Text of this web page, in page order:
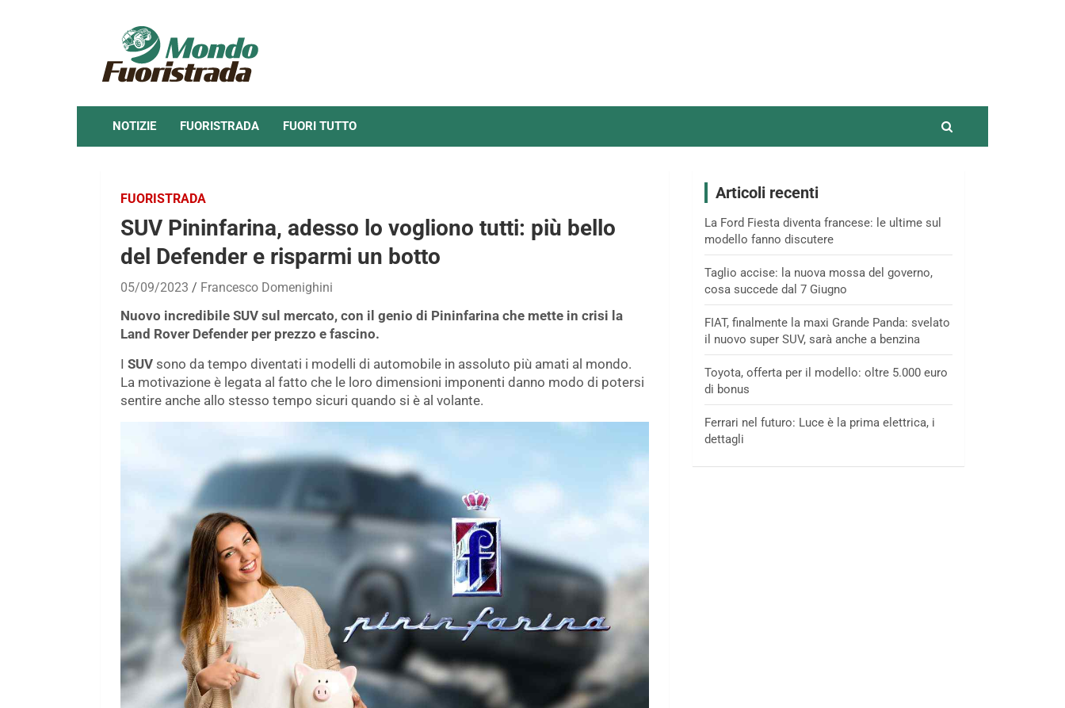
NOTIZIE FUORISTRADA FUORI TUTTO
FUORISTRADA
SUV Pininfarina, adesso lo vogliono tutti: più bello
del Defender e risparmi un botto
05/09/2023 Francesco Domenighini
Nuovo incredibile SUV sul mercato, con il genio di Pininfarina che mette in crisi la
Land Rover Defender per prezzo e fascino.
I SUV sono da tempo diventati i modelli di automobile in assoluto più amati al mondo.
La motivazione è legata al fatto che le loro dimensioni imponenti danno modo di potersi
sentire anche allo stesso tempo sicuri quando si è al volante.
Articoli recenti
La Ford Fiesta diventa francese: le ultime sul
modello fanno discutere
Taglio accise: la nuova mossa del governo,
cosa succede dal 7 Giugno
FIAT, finalmente la maxi Grande Panda: svelato
il nuovo super SUV, sarà anche a benzina
Toyota, offerta per il modello: oltre 5.000 euro
di bonus
Ferrari nel futuro: Luce è la prima elettrica, i
dettagli